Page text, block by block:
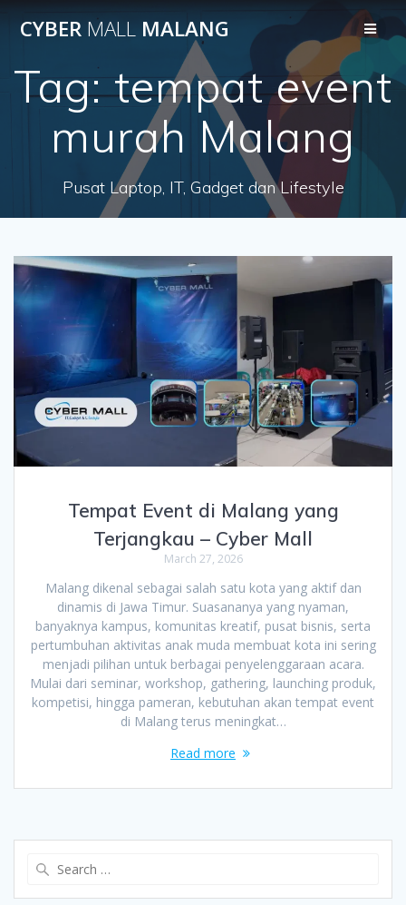
to
content
CYBER MALL MALANG
Tag:tempat event
murah Malang
Pusat Laptop, IT, Gadget dan Lifestyle
Tempat Event di Malang yang
Terjangkau – Cyber Mall
March 27, 2026
Malang dikenal sebagai salah satu kota yang aktif dan
dinamis di Jawa Timur. Suasananya yang nyaman,
banyaknya kampus, komunitas kreatif, pusat bisnis, serta
pertumbuhan aktivitas anak muda membuat kota ini sering
menjadi pilihan untuk berbagai penyelenggaraan acara.
Mulai dari seminar, workshop, gathering, launching produk,
kompetisi, hingga pameran, kebutuhan akan tempat event
di Malang terus meningkat…
Read more